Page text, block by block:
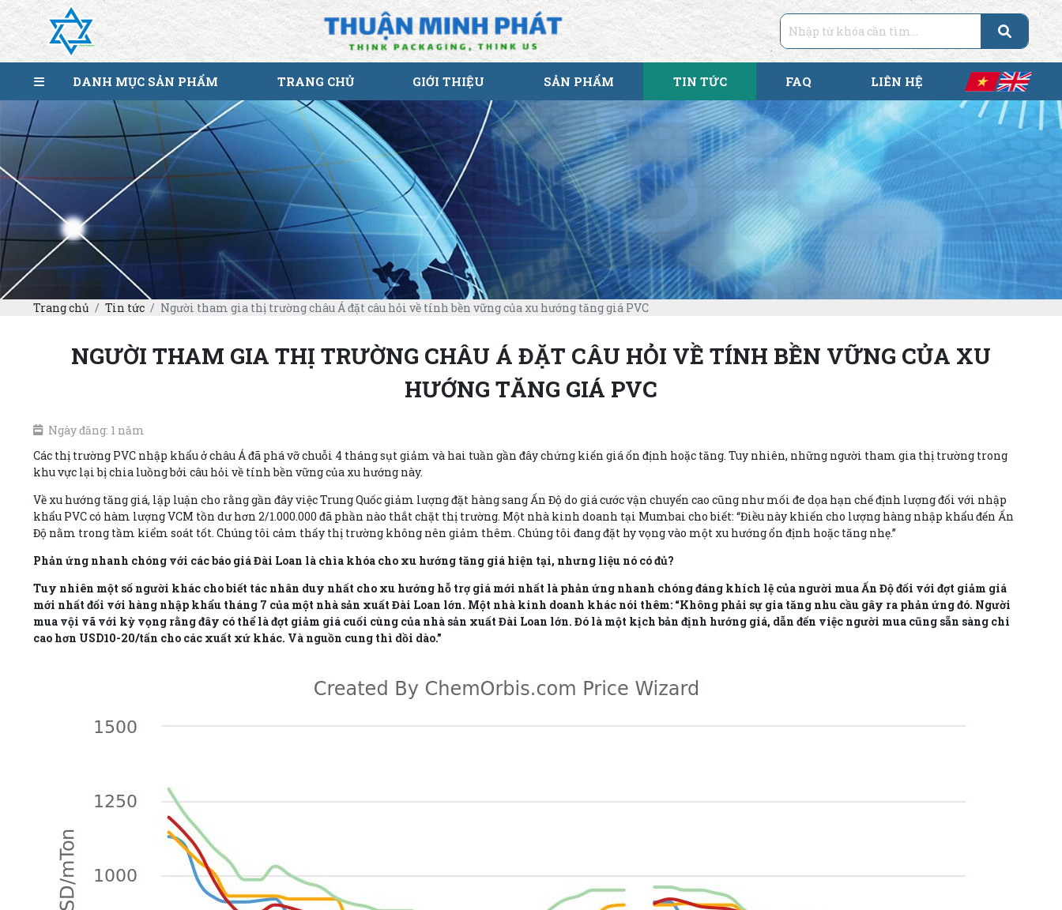
DANH MỤC SẢN PHẨM TRANG CHỦ GIỚI THIỆU SẢN PHẨM TIN TỨC FAQ LIÊN HỆ
Trang chủ Tin tức Người tham gia thị trường châu Á đặt câu hỏi về tính bền vững của xu hướng tăng giá PVC
NGƯỜI THAM GIA THỊ TRƯỜNG CHÂU Á ĐẶT CÂU HỎI VỀ TÍNH BỀN VỮNG CỦA XU
HƯỚNG TĂNG GIÁ PVC
Ngày đăng: 1 năm
Các thị trường PVC nhập khẩu ở châu Á đã phá vỡ chuỗi 4 tháng sụt giảm và hai tuần gần đây chứng kiến giá ổn định hoặc tăng. Tuy nhiên, những người tham gia thị trường trong
khu vực lại bị chia luồng bởi câu hỏi về tính bền vững của xu hướng này.
Về xu hướng tăng giá, lập luận cho rằng gần đây việc Trung Quốc giảm lượng đặt hàng sang Ấn Độ do giá cước vận chuyển cao cũng như mối đe dọa hạn chế định lượng đối với nhập
khẩu PVC có hàm lượng VCM tồn dư hơn 2/1.000.000 đã phần nào thắt chặt thị trường. Một nhà kinh doanh tại Mumbai cho biết: “Điều này khiến cho lượng hàng nhập khẩu đến Ấn
Độ nằm trong tầm kiểm soát tốt. Chúng tôi cảm thấy thị trường không nên giảm thêm. Chúng tôi đang đặt hy vọng vào một xu hướng ổn định hoặc tăng nhẹ.”
Phản ứng nhanh chóng với các báo giá Đài Loan là chìa khóa cho xu hướng tăng giá hiện tại, nhưng liệu nó có đủ?
Tuy nhiên một số người khác cho biết tác nhân duy nhất cho xu hướng hỗ trợ giá mới nhất là phản ứng nhanh chóng đáng khích lệ của người mua Ấn Độ đối với đợt giảm giá
mới nhất đối với hàng nhập khẩu tháng 7 của một nhà sản xuất Đài Loan lớn. Một nhà kinh doanh khác nói thêm: “Không phải sự gia tăng nhu cầu gây ra phản ứng đó. Người
mua vội vã với kỳ vọng rằng đây có thể là đợt giảm giá cuối cùng của nhà sản xuất Đài Loan lớn. Đó là một kịch bản định hướng giá, dẫn đến việc người mua cũng sẵn sàng chi
cao hơn USD10-20/tấn cho các xuất xứ khác. Và nguồn cung thì dồi dào.”